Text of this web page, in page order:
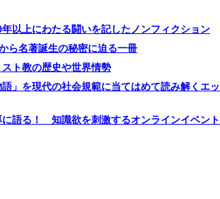
以上にわたる闘いを記したノンフィクション
ら名著誕生の秘密に迫る一冊
ト教の歴史や世界情勢
」を現代の社会規範に当てはめて読み解くエッ
語る！ 知識欲を刺激するオンラインイベント